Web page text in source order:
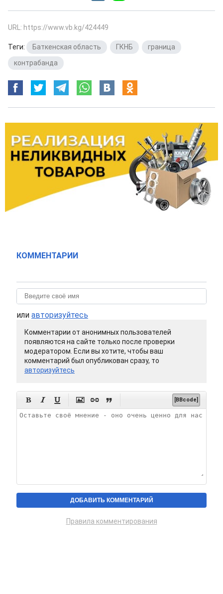
URL: https://www.vb.kg/424449
Теги: Баткенская область ГКНБ граница
контрабанда
КОММЕНТАРИИ
или авторизуйтесь
Комментарии от анонимных пользователей
появляются на сайте только после проверки
модератором. Если вы хотите, чтобы ваш
комментарий был опубликован сразу, то
авторизуйтесь
      [BBcode]
Правила комментирования